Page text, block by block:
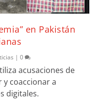
en Pakistán
|0
acusaciones de
coaccionar a
digitales.